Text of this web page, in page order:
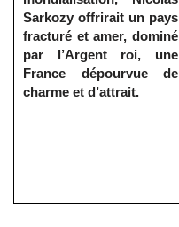
Sarkozy offrirait un pays
fracturé et amer, dominé
par l’Argent roi, une
France dépourvue de
charme et d’attrait.